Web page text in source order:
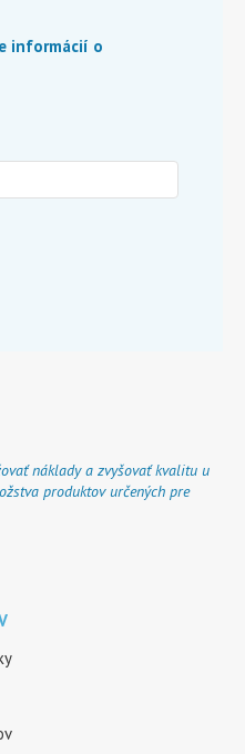
informácií o
náklady a zvyšovať kvalitu u
produktov určených pre